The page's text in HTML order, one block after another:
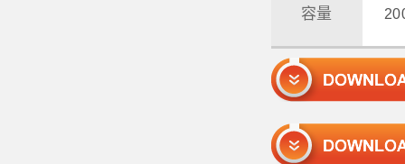
容量